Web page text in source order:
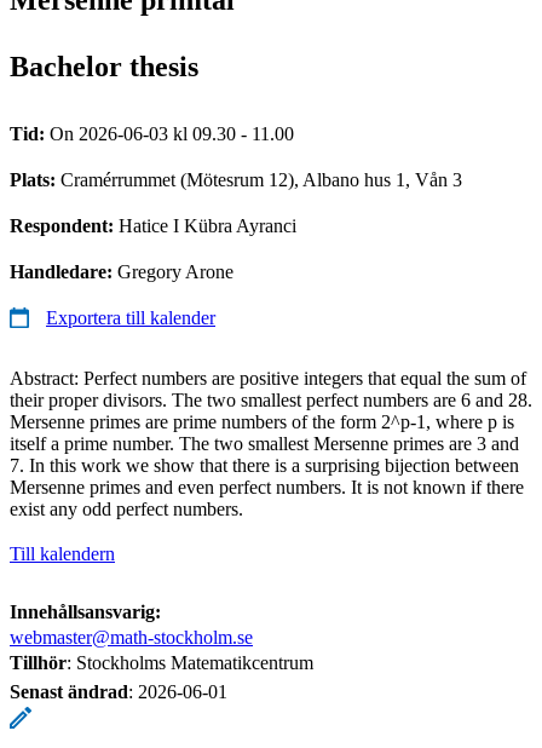
Bachelor thesis
Tid: On 2026-06-03 kl 09.30 - 11.00
Plats: Cramérrummet (Mötesrum 12), Albano hus 1, Vån 3
Respondent: Hatice I Kübra Ayranci
Handledare: Gregory Arone
Exportera till kalender
Abstract: Perfect numbers are positive integers that equal the sum of
their proper divisors. The two smallest perfect numbers are 6 and 28.
Mersenne primes are prime numbers of the form 2^p-1, where p is
itself a prime number. The two smallest Mersenne primes are 3 and
7. In this work we show that there is a surprising bijection between
Mersenne primes and even perfect numbers. It is not known if there
exist any odd perfect numbers.
Till kalendern
Innehållsansvarig:
webmaster@math-stockholm.se
Tillhör: Stockholms Matematikcentrum
Senast ändrad: 2026-06-01